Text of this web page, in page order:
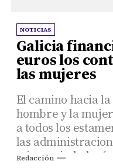
NOTICIAS
Galicia
euros los
las mujeres
El camino hacia
hombre y la
a todos los
las
misma
Redacción